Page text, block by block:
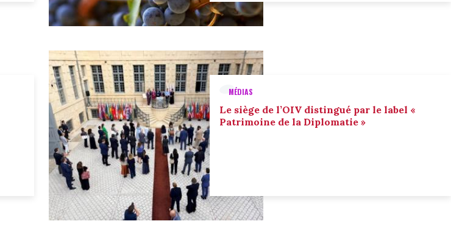
MÉDIAS
Le siège de l’OIV distingué par le label «
Patrimoine de la Diplomatie »